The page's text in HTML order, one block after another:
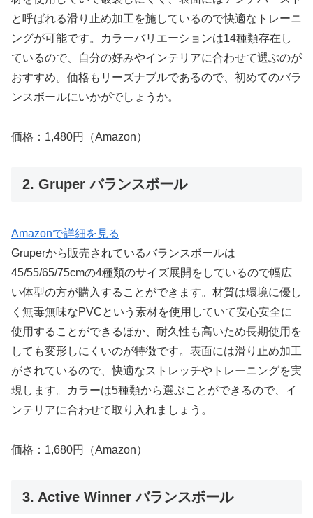
と呼ばれる滑り止め加工を施しているので快適なトレーニ
ングが可能です。カラーバリエーションは14種類存在し
ているので、自分の好みやインテリアに合わせて選ぶのが
おすすめ。価格もリーズナブルであるので、初めてのバラ
ンスボールにいかがでしょうか。
価格：1,480円（Amazon）
2. Gruper バランスボール
Amazonで詳細を見る
Gruperから販売されているバランスボールは
45/55/65/75cmの4種類のサイズ展開をしているので幅広
い体型の方が購入することができます。材質は環境に優し
く無毒無味なPVCという素材を使用していて安心安全に
使用することができるほか、耐久性も高いため長期使用を
しても変形しにくいのが特徴です。表面には滑り止め加工
がされているので、快適なストレッチやトレーニングを実
現します。カラーは5種類から選ぶことができるので、イ
ンテリアに合わせて取り入れましょう。
価格：1,680円（Amazon）
3. Active Winner バランスボール